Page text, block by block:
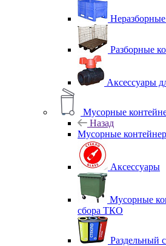
Разборные
Аксессуары
Мусорные
Назад
Мусорные
Аксессуары
Мусорные
сбора ТКО
Раздельный